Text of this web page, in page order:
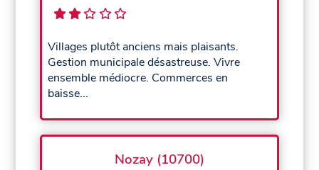
Villages plutôt anciens mais plaisants.
Gestion municipale désastreuse. Vivre
ensemble médiocre. Commerces en
baisse...
Nozay (10700)